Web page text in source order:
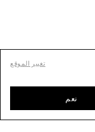
تغيير الموقع
نعم